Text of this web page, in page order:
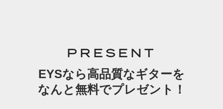
PRESENT
EYSなら高品質なギターを
なんと無料でプレゼント！